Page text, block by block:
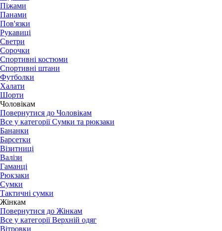
Піжами
Панами
Пов'язки
Рукавиці
Светри
Сорочки
Спортивні костюми
Спортивні штани
Футболки
Халати
Шорти
Чоловікам
Повернутися до Чоловікам
Все у категорії Сумки та рюкзаки
Бананки
Барсетки
Візитниці
Валізи
Гаманці
Рюкзаки
Сумки
Тактичні сумки
Жінкам
Повернутися до Жінкам
Все у категорії Верхній одяг
Вітровки